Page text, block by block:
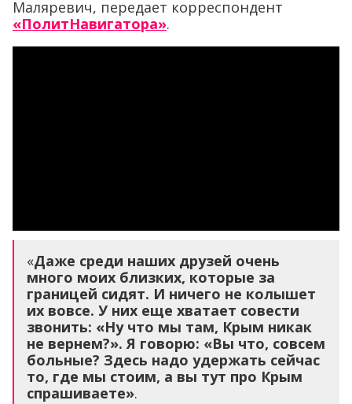
Маляревич, передает корреспондент
«ПолитНавигатора».
«Даже среди наших друзей очень
много моих близких, которые за
границей сидят. И ничего не колышет
их вовсе. У них еще хватает совести
звонить: «Ну что мы там, Крым никак
не вернем?». Я говорю: «Вы что, совсем
больные? Здесь надо удержать сейчас
то, где мы стоим, а вы тут про Крым
спрашиваете».